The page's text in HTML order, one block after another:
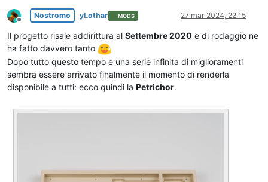
Non in linea
Nostromo yLothar MODS 27 mar 2024, 22:15
Il progetto risale addirittura al Settembre 2020 e di rodaggio ne
ha fatto davvero tanto
Dopo tutto questo tempo e una serie infinita di miglioramenti
sembra essere arrivato finalmente il momento di renderla
disponibile a tutti: ecco quindi la Petrichor.